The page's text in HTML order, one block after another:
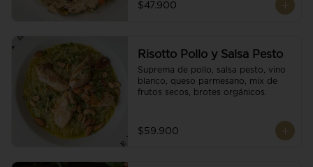
$47.900
Risotto Pollo y Salsa Pesto
Suprema de pollo, salsa pesto, vino
blanco, queso parmesano, mix de
frutos secos, brotes orgánicos.
$59.900